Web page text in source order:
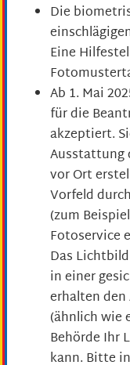
Die
Eine
Ab 1. Mai
für die
akzeptiert.
Ausstattung
vor Ort
Vorfeld
(zum
Fotoservice
Das
in einer
erhalten den
(ähnlich wie
Behörde Ihr
kann. Bitte